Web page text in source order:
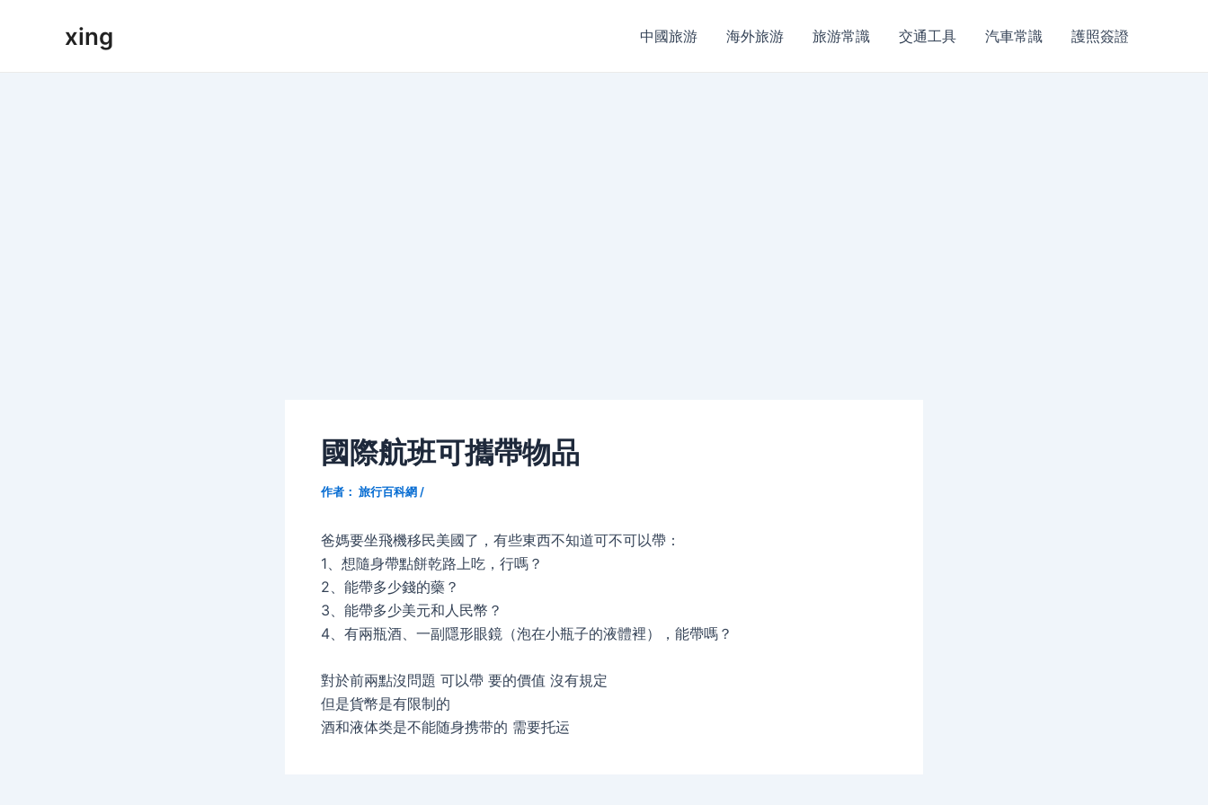
xing 中國旅游 海外旅游 旅游常識 交通工具 汽車常識 護照簽證
國際航班可攜帶物品
作者： 旅行百科網 /
爸媽要坐飛機移民美國了，有些東西不知道可不可以帶：
1、想隨身帶點餅乾路上吃，行嗎？
2、能帶多少錢的藥？
3、能帶多少美元和人民幣？
4、有兩瓶酒、一副隱形眼鏡（泡在小瓶子的液體裡），能帶嗎？
對於前兩點沒問題 可以帶 要的價值 沒有規定
但是貨幣是有限制的
酒和液体类是不能随身携带的 需要托运